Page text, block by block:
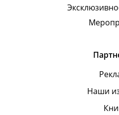
Наши